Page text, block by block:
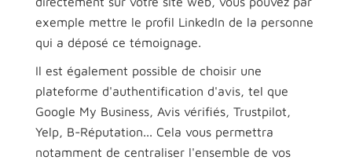
exemple mettre le profil LinkedIn de la personne
qui a déposé ce témoignage.
Il est également possible de choisir une
plateforme d'authentification d'avis, tel que
Google My Business, Avis vérifiés, Trustpilot,
Yelp, B-Réputation... Cela vous permettra
notamment de centraliser l'ensemble de vos